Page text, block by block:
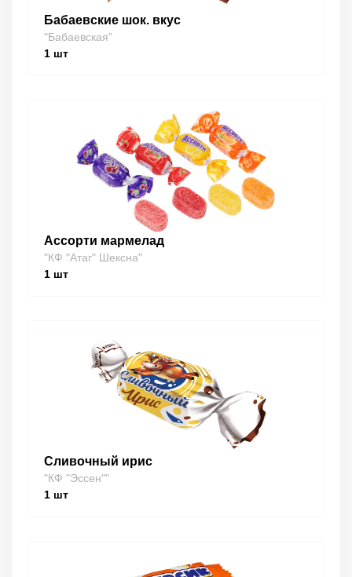
Бабаевские шок. вкус
"Бабаевская"
1 шт
Ассорти мармелад
"КФ "Атаг" Шексна"
1 шт
Сливочный ирис
"КФ "Эссен""
1 шт